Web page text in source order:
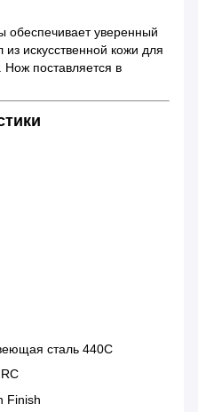
обеспечивает уверенный
из искусственной кожи для
Нож поставляется в
сталь 440C
Finish